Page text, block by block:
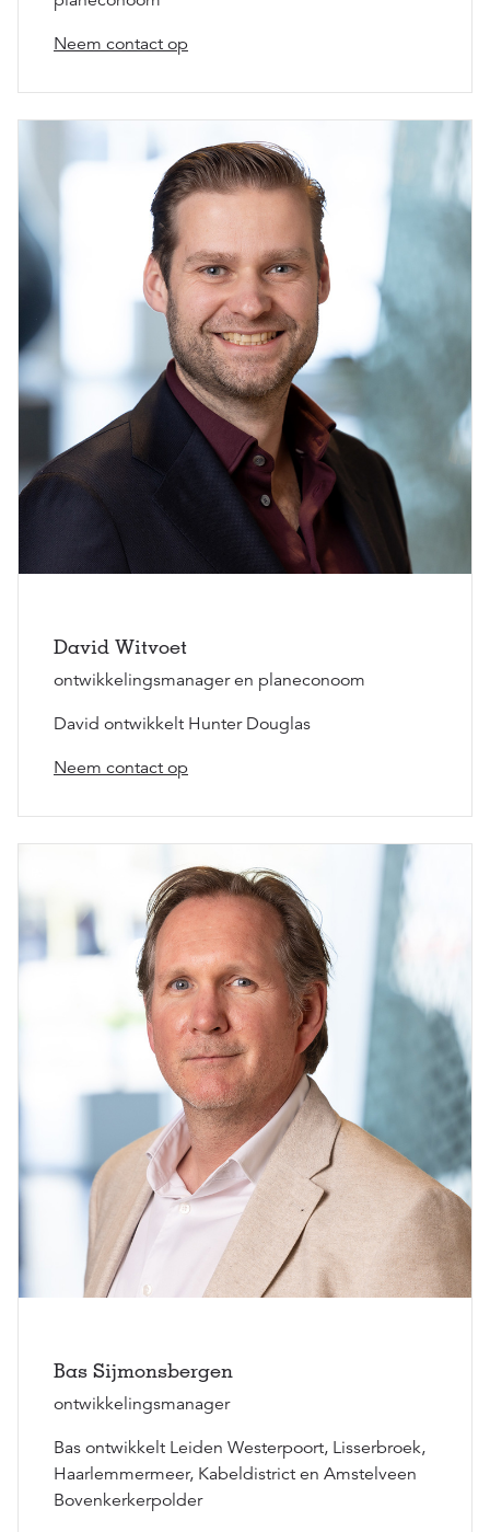
Neem contact op
David Witvoet
ontwikkelingsmanager en planeconoom
David ontwikkelt Hunter Douglas
Neem contact op
Bas Sijmonsbergen
ontwikkelingsmanager
Bas ontwikkelt Leiden Westerpoort, Lisserbroek,
Haarlemmermeer, Kabeldistrict en Amstelveen
Bovenkerkerpolder